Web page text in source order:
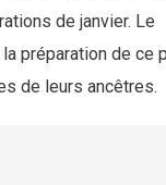
de janvier. Le
préparation de ce
de leurs ancêtres.